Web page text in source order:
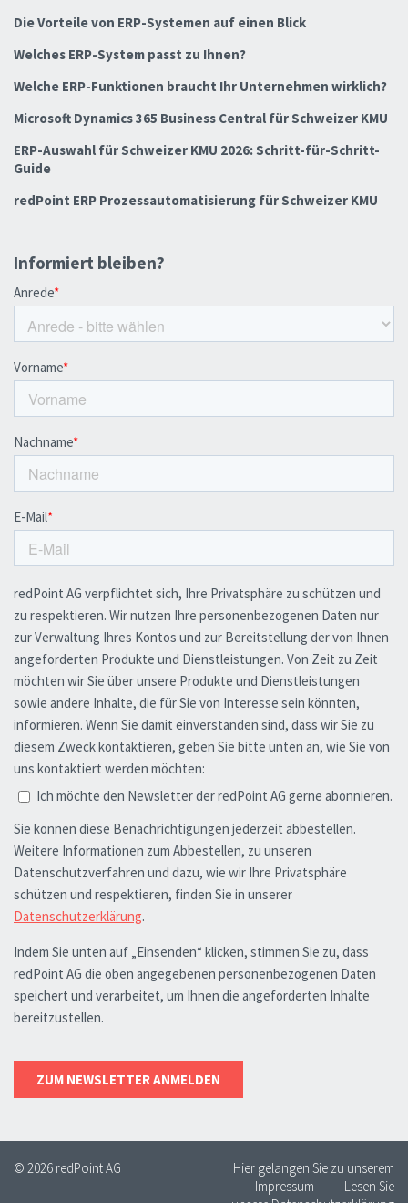
Die Vorteile von ERP-Systemen auf einen Blick
Welches ERP-System passt zu Ihnen?
Welche ERP-Funktionen braucht Ihr Unternehmen wirklich?
Microsoft Dynamics 365 Business Central für Schweizer KMU
ERP-Auswahl für Schweizer KMU 2026: Schritt-für-Schritt-
Guide
redPoint ERP Prozessautomatisierung für Schweizer KMU
Informiert bleiben?
© 2026 redPoint AG
Hier gelangen Sie zu unserem
Impressum
Lesen Sie